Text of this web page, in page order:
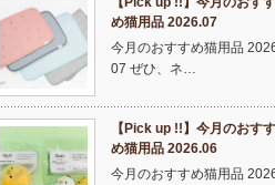
め猫用品 2026.07
今月のおすすめ猫用品
07 ぜひ、ネ…
【Pick up !!】今月のおすす
め猫用品 2026.06
今月のおすすめ猫用品